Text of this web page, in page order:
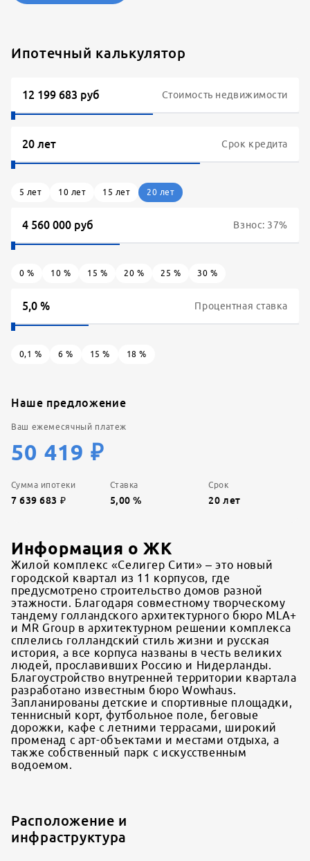
Ипотечный калькулятор
Стоимость недвижимости
Взнос: 37%
0 % 10 % 15 % 20 % 25 % 30 %
Срок кредита
5 лет 10 лет 15 лет 20 лет
Процентная ставка
0,1 % 6 % 15 % 18 %
Наше предложение
Ваш ежемесячный платеж
50 419 ₽
Сумма ипотеки
7 639 683 ₽
Ставка
5,00 %
Срок
20 лет
Информация о ЖК
Жилой комплекс «Селигер Сити» – это новый
городской квартал из 11 корпусов, где
предусмотрено строительство домов разной
этажности. Благодаря совместному творческому
тандему голландского архитектурного бюро MLA+
и MR Group в архитектурном решении комплекса
сплелись голландский стиль жизни и русская
история, а все корпуса названы в честь великих
людей, прославивших Россию и Нидерланды.
Благоустройство внутренней территории квартала
разработано известным бюро Wowhaus.
Запланированы детские и спортивные площадки,
теннисный корт, футбольное поле, беговые
дорожки, кафе с летними террасами, широкий
променад с арт-объектами и местами отдыха, а
также собственный парк с искусственным
водоемом.
Расположение и
инфраструктура